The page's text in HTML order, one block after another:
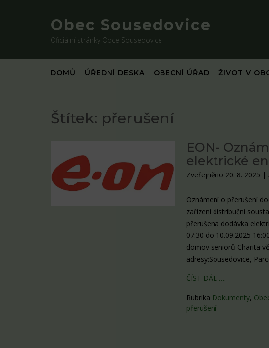
Obec Sousedovice
Oficiální stránky Obce Sousedovice
DOMŮ ÚŘEDNÍ DESKA OBECNÍ ÚŘAD ŽIVOT V
Štítek: přerušení
EON-
elektrické
Zveřejněno 20. 8. 2025 |
Oznámení o přerušení
zařízení distribuční
přerušena dodávka
07:30 do 10.09.2025
domov seniorů Charita
adresy:Sousedovice,
ČÍST DÁL ….
Rubrika Dokumenty,
přerušení